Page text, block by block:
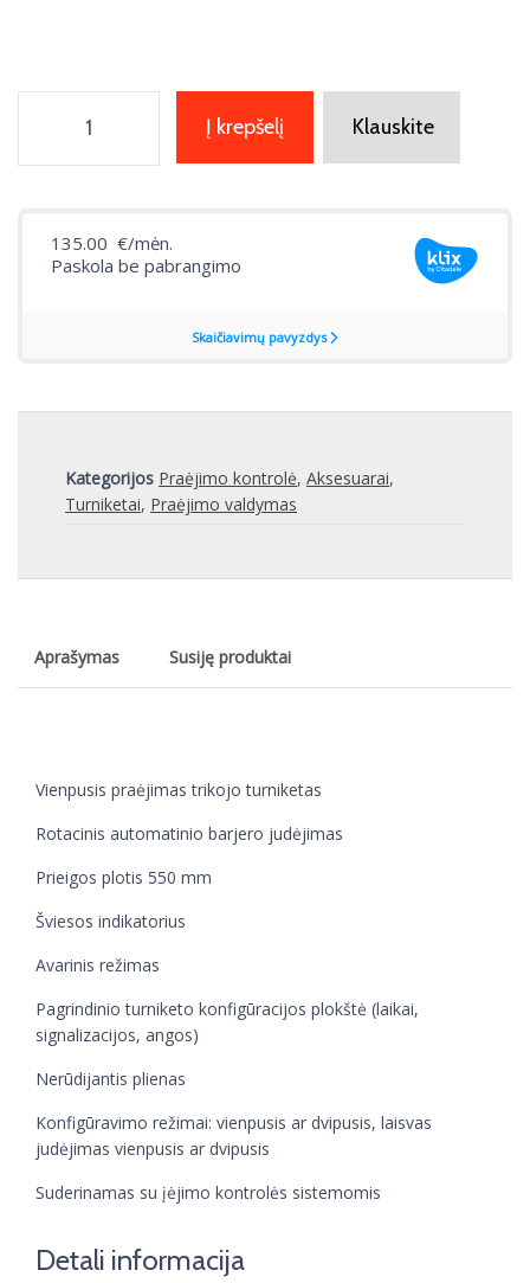
Į krepšelį Klauskite
Kategorijos Praėjimo kontrolė, Aksesuarai,
Turniketai, Praėjimo valdymas
Aprašymas Susiję produktai
Vienpusis praėjimas trikojo turniketas
Rotacinis automatinio barjero judėjimas
Prieigos plotis 550 mm
Šviesos indikatorius
Avarinis režimas
Pagrindinio turniketo konfigūracijos plokštė (laikai,
signalizacijos, angos)
Nerūdijantis plienas
Konfigūravimo režimai: vienpusis ar dvipusis, laisvas
judėjimas vienpusis ar dvipusis
Suderinamas su įėjimo kontrolės sistemomis
Detali informacija